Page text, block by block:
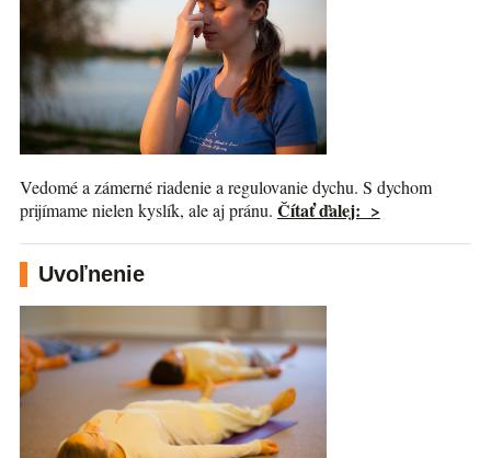
Vedomé a zámerné riadenie a regulovanie dychu. S dychom
prijímame nielen kyslík, ale aj pránu. Čítať ďalej: >
Uvoľnenie